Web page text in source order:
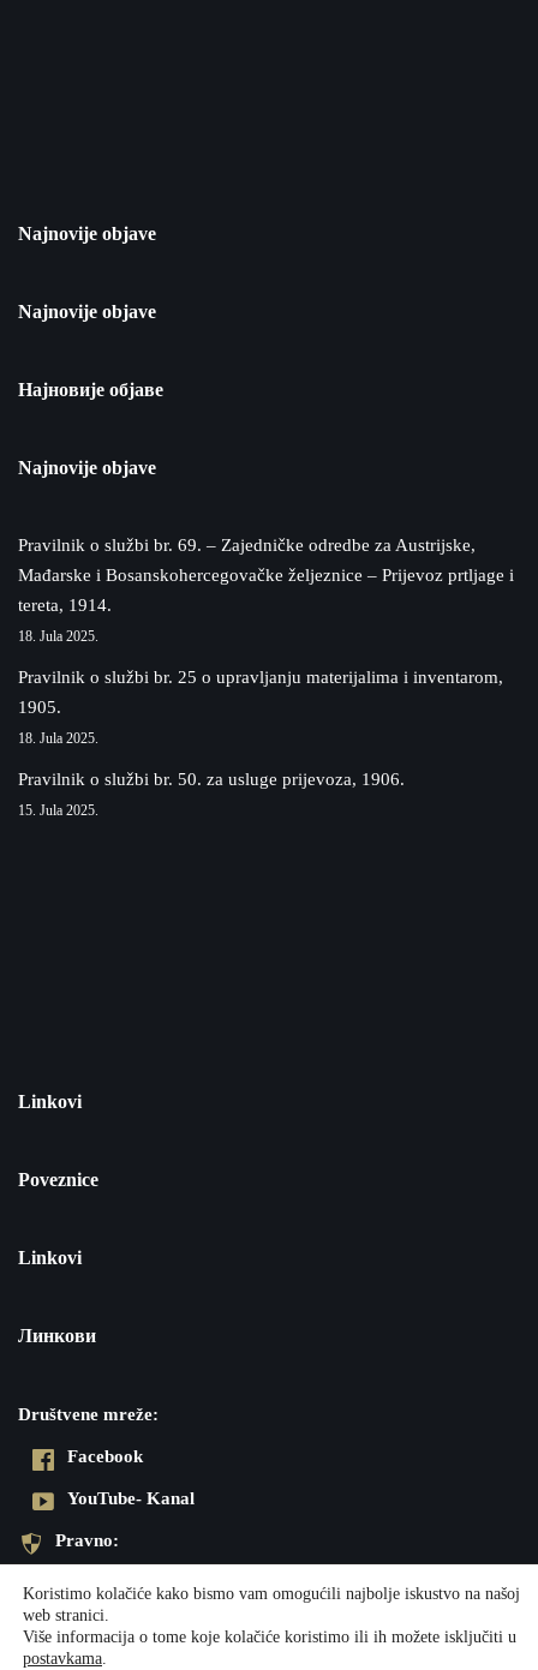
Najnovije objave
Najnovije objave
Најновије објаве
Najnovije objave
Pravilnik o službi br. 69. – Zajedničke odredbe za Austrijske,
Mađarske i Bosanskohercegovačke željeznice – Prijevoz prtljage i
tereta, 1914.
18. Jula 2025.
Pravilnik o službi br. 25 o upravljanju materijalima i inventarom,
1905.
18. Jula 2025.
Pravilnik o službi br. 50. za usluge prijevoza, 1906.
15. Jula 2025.
Linkovi
Poveznice
Linkovi
Линкови
Društvene mreže:
Facebook
YouTube- Kanal
Pravno:
Impresum
Koristimo kolačiće kako bismo vam omogućili najbolje iskustvo na našoj
web stranici.
Više informacija o tome koje kolačiće koristimo ili ih možete isključiti u
postavkama